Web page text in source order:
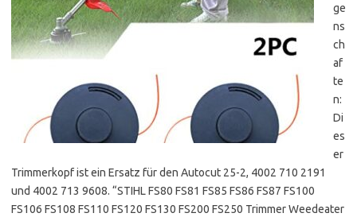
ge
ns
ch
af
te
n:
Di
es
er
Trimmerkopf ist ein Ersatz für den Autocut 25-2, 4002 710 2191
und 4002 713 9608. “STIHL FS80 FS81 FS85 FS86 FS87 FS100
FS106 FS108 FS110 FS120 FS130 FS200 FS250 Trimmer Weedeater